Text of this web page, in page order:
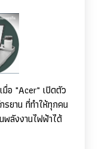
มื่อ "Acer" เปิดตัว
รยาน ที่ทำให้ทุกคน
พลังงานไฟฟ้าได้